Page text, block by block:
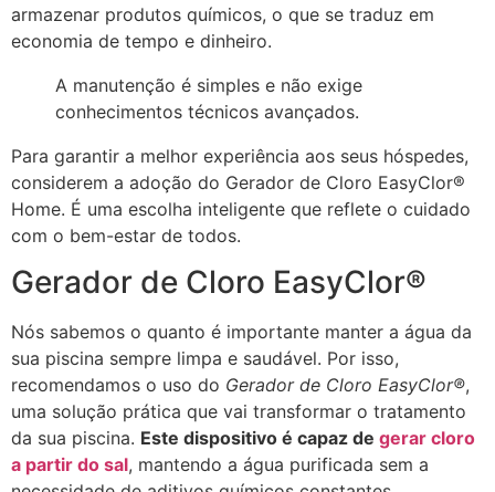
armazenar produtos químicos, o que se traduz em
economia de tempo e dinheiro.
A manutenção é simples e não exige
conhecimentos técnicos avançados.
Para garantir a melhor experiência aos seus hóspedes,
considerem a adoção do Gerador de Cloro EasyClor®
Home. É uma escolha inteligente que reflete o cuidado
com o bem-estar de todos.
Gerador de Cloro EasyClor®
Nós sabemos o quanto é importante manter a água da
sua piscina sempre limpa e saudável. Por isso,
recomendamos o uso do Gerador de Cloro EasyClor®,
uma solução prática que vai transformar o tratamento
da sua piscina. Este dispositivo é capaz de gerar cloro
a partir do sal, mantendo a água purificada sem a